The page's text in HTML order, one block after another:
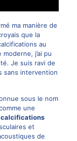
ma manière de
que la
au
j’ai pu
Je suis ravi de
sans intervention
sous le nom
une
calcifications
et
de